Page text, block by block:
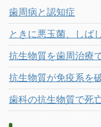
歯周病と認知症
ときに悪玉菌、しば
抗生物質を歯周治療
抗生物質が免疫系を
歯科の抗生物質で死